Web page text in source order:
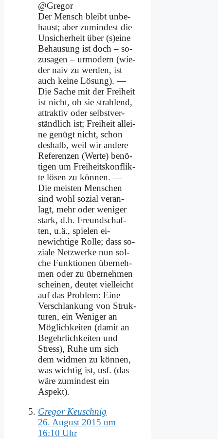
@Gregor
Der Mensch bleibt un­be­
haust; aber zu­min­dest die
Un­si­cher­heit über (s)eine
Be­hau­sung ist doch – so­
zu­sa­gen – ur­mo­dern (wie­
der na­iv zu wer­den, ist
auch kei­ne Lö­sung). —
Die Sa­che mit der Frei­heit
ist nicht, ob sie strah­lend,
at­trak­tiv oder selbst­ver­
ständ­lich ist; Frei­heit al­lei­
ne ge­nügt nicht, schon
des­halb, weil wir an­de­re
Re­fe­ren­zen (Wer­te) be­nö­
ti­gen um Frei­heits­kon­flik­
te lö­sen zu kön­nen. —
Die mei­sten Men­schen
sind wohl so­zi­al ver­an­
lagt, mehr oder we­ni­ger
stark, d.h. Freund­schaf­
ten, u.ä., spie­len ei­
newich­ti­ge Rol­le; dass so­
zia­le Netz­wer­ke nun sol­
che Funk­tio­nen über­neh­
men oder zu über­neh­men
schei­nen, deu­tet viel­leicht
auf das Pro­blem: Ei­ne
Ver­schlan­kung von Struk­
tu­ren, ein We­ni­ger an
Mög­lich­kei­ten (da­mit an
Be­gehr­lich­kei­ten und
Stress), Ru­he um sich
dem wid­men zu kön­nen,
was wich­tig ist, usf. (das
wä­re zu­min­dest ein
Aspekt).
Gregor Keuschnig
26. August 2015 um
16:10 Uhr